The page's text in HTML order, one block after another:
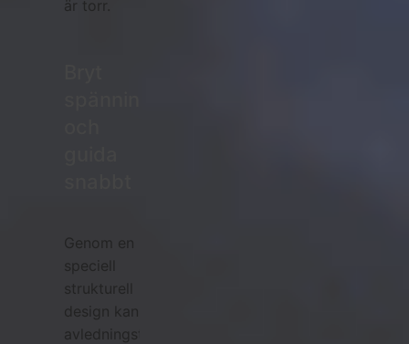
är torr.
Genom en
speciell
strukturell
design kan
avledningstillbehören